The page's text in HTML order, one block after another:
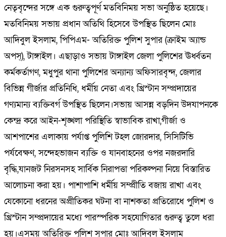
নেতৃবৃন্দের সঙ্গে এক গুরুত্বপূর্ণ মতবিনিময় সভা অনুষ্ঠিত হয়েছে।
মতবিনিময় সভায় প্রধান অতিথি হিসেবে উপস্থিত ছিলেন মোঃ
আদিবুল ইসলাম, পিপিএম- অতিরিক্ত পুলিশ সুপার (ক্রাইম অ্যান্ড
অপস্), টাঙ্গাইল। এছাড়াও সভায় টাঙ্গাইল জেলা পুলিশের ঊর্ধ্বতন
কর্মকর্তাগণ, মধুপুর থানা পুলিশের অন্যান্য অফিসারবৃন্দ, জেলার
বিভিন্ন গীর্জার প্রতিনিধি, ধর্মীয় নেতা এবং খ্রিস্টান সম্প্রদায়ের
গণ্যমান্য ব্যক্তিবর্গ উপস্থিত ছিলেন।সভায় আসন্ন বড়দিন উদযাপনকে
কেন্দ্র করে আইন-শৃঙ্খলা পরিস্থিতি স্বাভাবিক রাখা,গীর্জা ও
আশপাশের এলাকায় পর্যাপ্ত পুলিশি টহল জোরদার, সিসিটিভি
পর্যবেক্ষণ, সন্দেহভাজন ব্যক্তি ও যানবাহনের ওপর নজরদারি
বৃদ্ধি,যানজট নিরসনসহ সার্বিক নিরাপত্তা পরিকল্পনা নিয়ে বিস্তারিত
আলোচনা করা হয়। পাশাপাশি ধর্মীয় সম্প্রীতি বজায় রাখা এবং
যেকোনো ধরনের অপ্রীতিকর ঘটনা বা নাশকতা প্রতিরোধে পুলিশ ও
খ্রিস্টান সম্প্রদায়ের মধ্যে পারস্পরিক সহযোগিতার গুরুত্ব তুলে ধরা
হয়।এসময় অতিরিক্ত পুলিশ সুপার মোঃ আদিবুল ইসলাম